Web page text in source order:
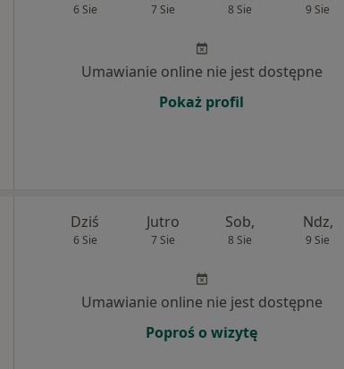
6 Sie 7 Sie 8 Sie 9 Sie
Umawianie online nie jest dostępne
Pokaż profil
Dziś
6 Sie
Jutro
7 Sie
Sob,
8 Sie
Ndz,
9 Sie
Umawianie online nie jest dostępne
Poproś o wizytę